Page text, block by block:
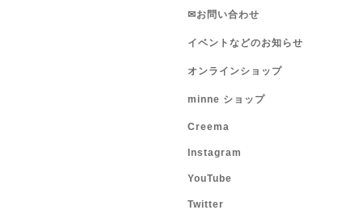
✉お問い合わせ
イベントなどのお知らせ
オンラインショップ
minne ショップ
Creema
Instagram
YouTube
Twitter